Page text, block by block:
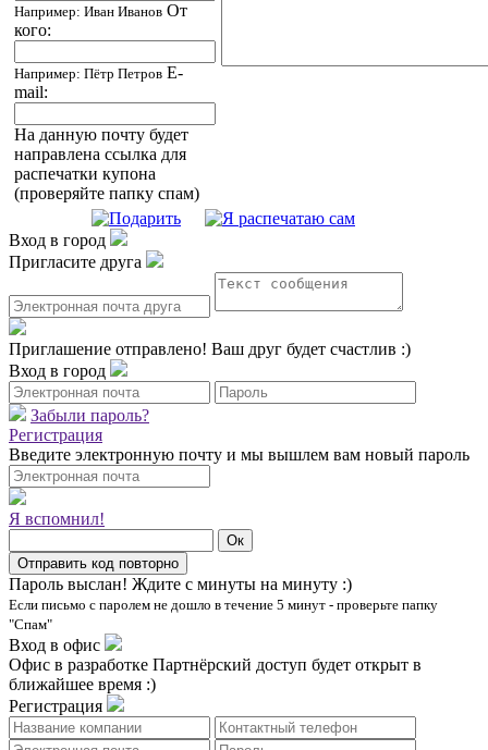
Например: Иван Иванов От
кого:
Например: Пётр Петров E-
mail:
На данную почту будет
направлена ссылка для
распечатки купона
(проверяйте папку спам)
Вход в город
Пригласите друга
Приглашение отправлено! Ваш друг будет счастлив :)
Вход в город
Забыли пароль?
Регистрация
Введите электронную почту и мы вышлем вам новый пароль
Я вспомнил!
Пароль выслан! Ждите с минуты на минуту :)
Если письмо с паролем не дошло в течение 5 минут - проверьте папку
"Спам"
Вход в офис
Офис в разработке Партнёрский доступ будет открыт в
ближайшее время :)
Регистрация